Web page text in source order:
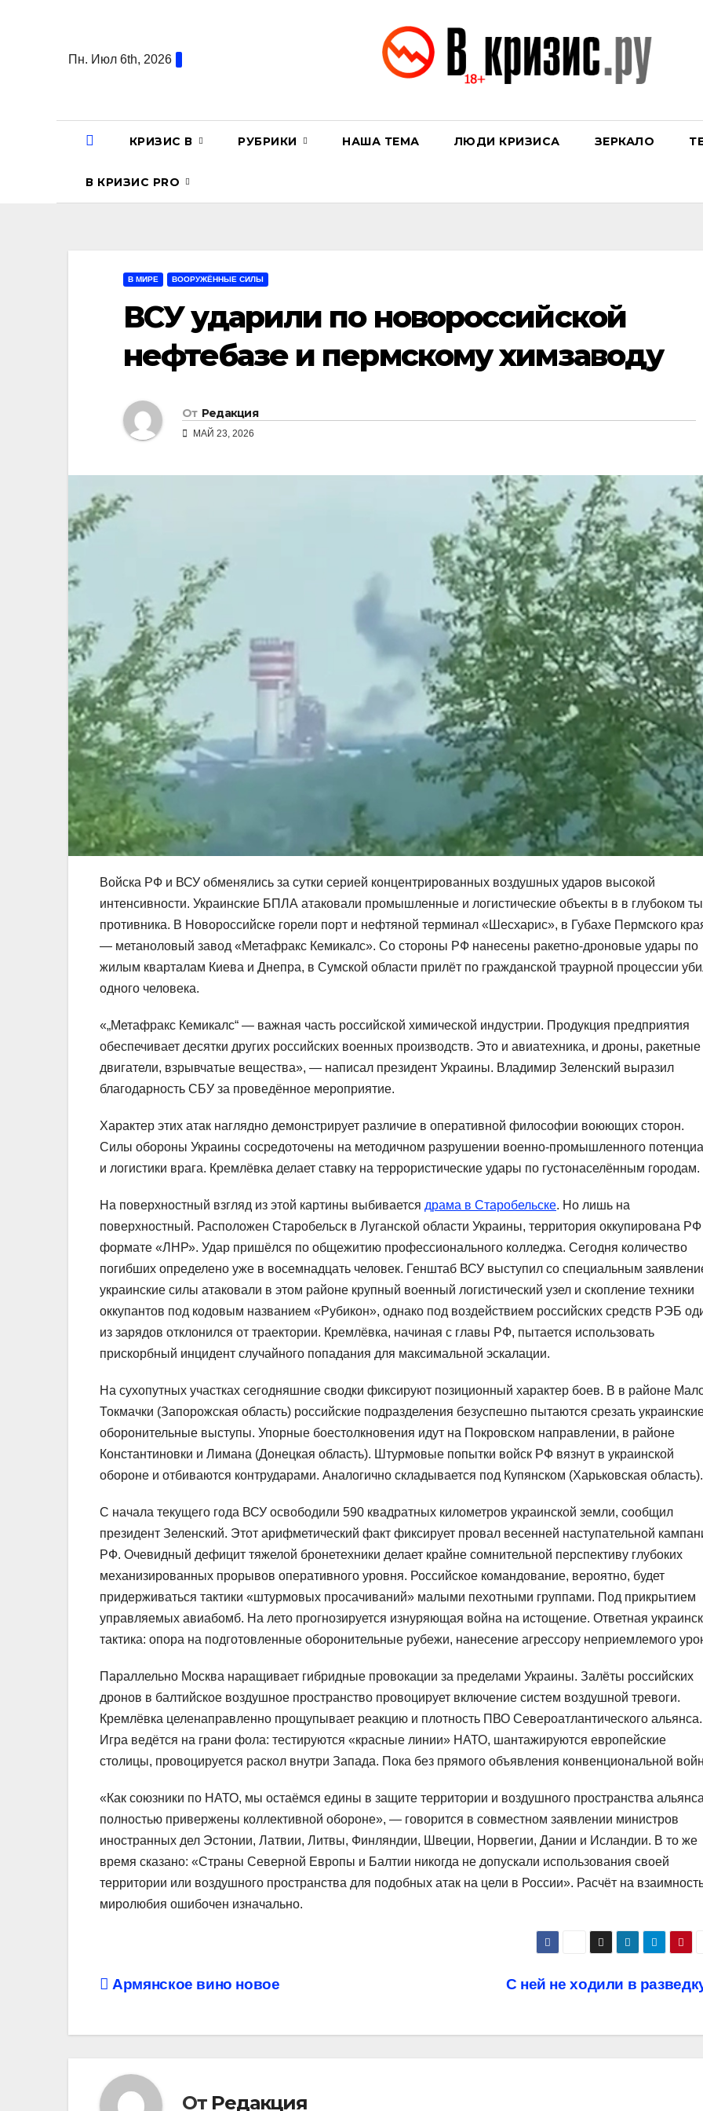
содержаниюПн. Июл 6th, 2026
КРИЗИС В РУБРИКИ НАША ТЕМА ЛЮДИ КРИЗИСА ЗЕРКАЛО
В КРИЗИС PRO
В МИРЕ ВООРУЖЁННЫЕ СИЛЫ
ВСУ ударили по новороссийской
нефтебазе и пермскому химзаводу
От Редакция
МАЙ 23, 2026
Войска РФ и ВСУ обменялись за сутки серией концентрированных воздушных ударов высокой
интенсивности. Украинские БПЛА атаковали промышленные и логистические объекты в в глубоком
противника. В Новороссийске горели порт и нефтяной терминал «Шесхарис», в Губахе Пермского
— метаноловый завод «Метафракс Кемикалс». Со стороны РФ нанесены ракетно-дроновые удары по
жилым кварталам Киева и Днепра, в Сумской области прилёт по гражданской траурной процессии
одного человека.
«„Метафракс Кемикалс“ — важная часть российской химической индустрии. Продукция предприятия
обеспечивает десятки других российских военных производств. Это и авиатехника, и дроны, ракетные
двигатели, взрывчатые вещества», — написал президент Украины. Владимир Зеленский выразил
благодарность СБУ за проведённое мероприятие.
Характер этих атак наглядно демонстрирует различие в оперативной философии воюющих сторон.
Силы обороны Украины сосредоточены на методичном разрушении военно-промышленного
и логистики врага. Кремлёвка делает ставку на террористические удары по густонаселённым городам.
На поверхностный взгляд из этой картины выбивается драма в Старобельске. Но лишь на
поверхностный. Расположен Старобельск в Луганской области Украины, территория оккупирована РФ
формате «ЛНР». Удар пришёлся по общежитию профессионального колледжа. Сегодня количество
погибших определено уже в восемнадцать человек. Генштаб ВСУ выступил со специальным
украинские силы атаковали в этом районе крупный военный логистический узел и скопление техники
оккупантов под кодовым названием «Рубикон», однако под воздействием российских средств РЭБ
из зарядов отклонился от траектории. Кремлёвка, начиная с главы РФ, пытается использовать
прискорбный инцидент случайного попадания для максимальной эскалации.
На сухопутных участках сегодняшние сводки фиксируют позиционный характер боев. В в районе
Токмачки (Запорожская область) российские подразделения безуспешно пытаются срезать
оборонительные выступы. Упорные боестолкновения идут на Покровском направлении, в районе
Константиновки и Лимана (Донецкая область). Штурмовые попытки войск РФ вязнут в украинской
обороне и отбиваются контрударами. Аналогично складывается под Купянском (Харьковская область).
С начала текущего года ВСУ освободили 590 квадратных километров украинской земли, сообщил
президент Зеленский. Этот арифметический факт фиксирует провал весенней наступательной
РФ. Очевидный дефицит тяжелой бронетехники делает крайне сомнительной перспективу глубоких
механизированных прорывов оперативного уровня. Российское командование, вероятно, будет
придерживаться тактики «штурмовых просачиваний» малыми пехотными группами. Под прикрытием
управляемых авиабомб. На лето прогнозируется изнуряющая война на истощение. Ответная
тактика: опора на подготовленные оборонительные рубежи, нанесение агрессору неприемлемого
Параллельно Москва наращивает гибридные провокации за пределами Украины. Залёты российских
дронов в балтийское воздушное пространство провоцирует включение систем воздушной тревоги.
Кремлёвка целенаправленно прощупывает реакцию и плотность ПВО Североатлантического альянса.
Игра ведётся на грани фола: тестируются «красные линии» НАТО, шантажируются европейские
столицы, провоцируется раскол внутри Запада. Пока без прямого объявления конвенциональной
«Как союзники по НАТО, мы остаёмся едины в защите территории и воздушного пространства
полностью привержены коллективной обороне», — говорится в совместном заявлении министров
иностранных дел Эстонии, Латвии, Литвы, Финляндии, Швеции, Норвегии, Дании и Исландии. В то же
время сказано: «Страны Северной Европы и Балтии никогда не допускали использования своей
территории или воздушного пространства для подобных атак на цели в России». Расчёт на
миролюбия ошибочен изначально.
Навигация
С ней не ходили в
Армянское вино новое
От Редакция